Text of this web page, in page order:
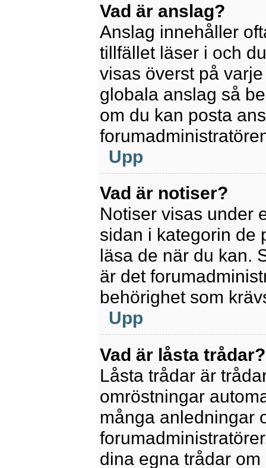
Vad är anslag?
Anslag innehåller
tillfället läser i och
visas överst på
globala anslag så
om du kan posta
Upp
Vad är notiser?
Notiser visas under
sidan i kategorin de
läsa de när du kan.
är det
behörighet som
Upp
Vad är låsta trådar?
Låsta trådar är
omröstningar
många anledningar
dina egna trådar